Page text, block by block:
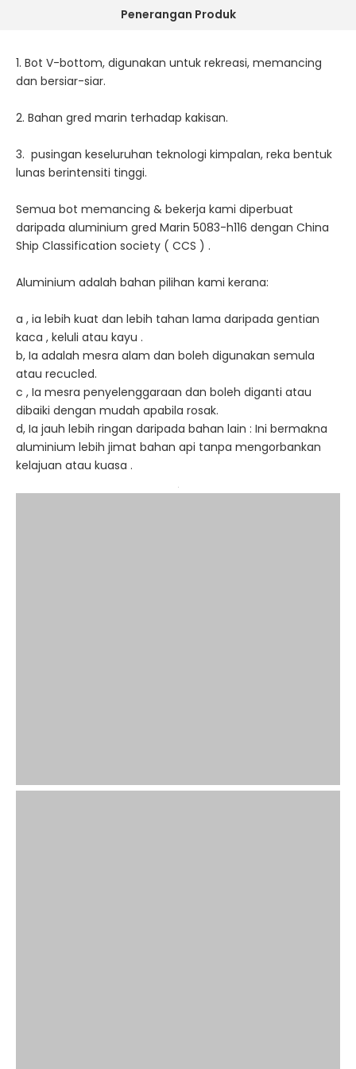
Penerangan Produk
1. Bot V-bottom, digunakan untuk rekreasi, memancing
dan bersiar-siar.
2. Bahan gred marin terhadap kakisan.
3. pusingan keseluruhan teknologi kimpalan, reka bentuk
lunas berintensiti tinggi.
Semua bot memancing & bekerja kami diperbuat
daripada aluminium gred Marin 5083-h116 dengan China
Ship Classification society ( CCS ) .
Aluminium adalah bahan pilihan kami kerana:
a , ia lebih kuat dan lebih tahan lama daripada gentian
kaca , keluli atau kayu .
b, Ia adalah mesra alam dan boleh digunakan semula
atau recucled.
c , Ia mesra penyelenggaraan dan boleh diganti atau
dibaiki dengan mudah apabila rosak.
d, Ia jauh lebih ringan daripada bahan lain : Ini bermakna
aluminium lebih jimat bahan api tanpa mengorbankan
kelajuan atau kuasa .